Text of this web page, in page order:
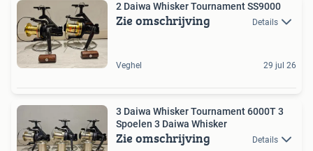
2 Daiwa Whisker Tournament SS9000
Zie omschrijving Details
Veghel 29 jul 26
3 Daiwa Whisker Tournament 6000T 3
Spoelen 3 Daiwa Whisker
Zie omschrijving Details